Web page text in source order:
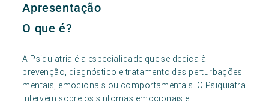
Apresentação
O que é?
A Psiquiatria é a especialidade que se dedica à
prevenção, diagnóstico e tratamento das perturbações
mentais, emocionais ou comportamentais. O Psiquiatra
intervém sobre os sintomas emocionais e